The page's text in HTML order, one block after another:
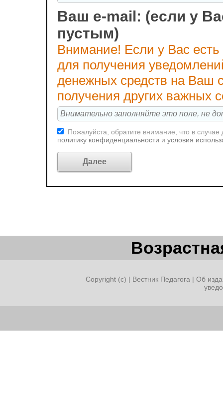
Ваш e-mail: (если у
пустым)
Внимание! Если у Вас
для получения
денежных средств на Ваш
получения других важных
Пожалуйста, обратите внимание, что в
политику конфиденциальности и условия
Copyright (c) | Вестник Педагога | Об